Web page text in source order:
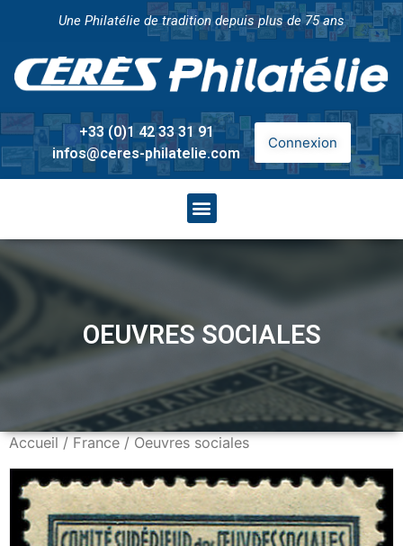
Une Philatélie de tradition depuis plus de 75 ans
+33 (0)1 42 33 31 91
infos@ceres-philatelie.com
Connexion
OEUVRES SOCIALES
Accueil/France/ Oeuvres sociales